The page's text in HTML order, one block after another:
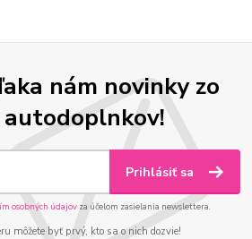
nám novinky zo
Prihlásiť sa
osobných údajov za účelom zasielania newslettera.
môžete byť prvý, kto sa o nich dozvie!